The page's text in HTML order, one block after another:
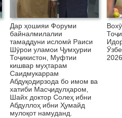
Дар ҳошияи Форуми
байналмилалии
тамаддуни исломӣ Раиси
Шӯрои уламои Ҷумҳурии
Тоҷикистон, Муфтии
кишвар муҳтарам
Саидмукаррам
Абдуқодирзода бо имом ва
хатиби Масҷидулҳаром,
Шайх доктор Солеҳ ибни
Абдуллоҳ ибни Ҳумайд
мулоқот намуданд.